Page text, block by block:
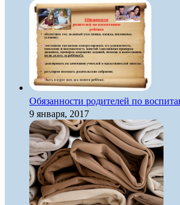
Обязанности родителей по
9 января, 2017